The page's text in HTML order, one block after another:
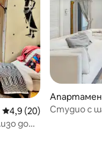
Средна оценка: 4,9
4,9 (20)
до
Студио с